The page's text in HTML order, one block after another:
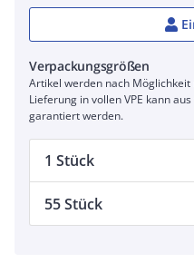
Verpackungsgrößen
Artikel werden nach Möglichkeit
Lieferung in vollen VPE kann
garantiert werden.
1 Stück
55 Stück